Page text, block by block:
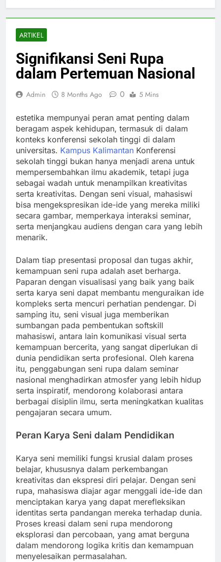
ARTIKEL
Signifikansi Seni Rupa
dalam Pertemuan Nasional
Admin 8 Months Ago 0 5 Mins
estetika mempunyai peran amat penting dalam
beragam aspek kehidupan, termasuk di dalam
konteks konferensi sekolah tinggi di dalam
universitas. Kampus Kalimantan Konferensi
sekolah tinggi bukan hanya menjadi arena untuk
mempersembahkan ilmu akademik, tetapi juga
sebagai wadah untuk menampilkan kreativitas
serta kreativitas. Dengan seni visual, mahasiswi
bisa mengekspresikan ide-ide yang mereka miliki
secara gambar, memperkaya interaksi seminar,
serta menjangkau audiens dengan cara yang lebih
menarik.
Dalam tiap presentasi proposal dan tugas akhir,
kemampuan seni rupa adalah aset berharga.
Paparan dengan visualisasi yang baik yang baik
serta karya seni dapat membantu menguraikan ide
kompleks serta mencuri perhatian pendengar. Di
samping itu, seni visual juga memberikan
sumbangan pada pembentukan softskill
mahasiswi, antara lain komunikasi visual serta
kemampuan bercerita, yang sangat diperlukan di
dunia pendidikan serta profesional. Oleh karena
itu, penggabungan seni rupa dalam seminar
nasional menghadirkan atmosfer yang lebih hidup
serta inspiratif, mendorong kolaborasi antara
berbagai disiplin ilmu, serta meningkatkan kualitas
pengajaran secara umum.
Peran Karya Seni dalam Pendidikan
Karya seni memiliki fungsi krusial dalam proses
belajar, khususnya dalam perkembangan
kreativitas dan ekspresi diri pelajar. Dengan seni
rupa, mahasiswa diajar agar menggali ide-ide dan
menciptakan karya yang dapat merefleksikan
identitas serta pandangan mereka terhadap dunia.
Proses kreasi dalam seni rupa mendorong
eksplorasi dan percobaan, yang amat berguna
dalam mendorong logika kritis dan kemampuan
menyelesaikan permasalahan.